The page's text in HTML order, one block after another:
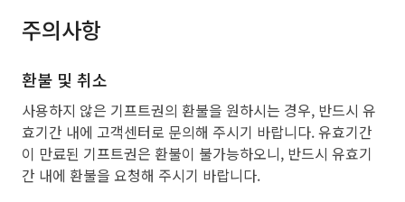
주의사항
환불 및 취소
사용하지 않은 기프트권의 환불을 원하시는 경우, 반드시 유
효기간 내에 고객센터로 문의해 주시기 바랍니다. 유효기간
이 만료된 기프트권은 환불이 불가능하오니, 반드시 유효기
간 내에 환불을 요청해 주시기 바랍니다.